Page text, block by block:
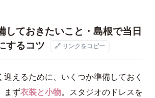
しておきたいこと・島根で当日
するコツ
🔗 リンクをコピー
迎えるために、いくつか準備しておく
まず衣装と小物。スタジオのドレスを